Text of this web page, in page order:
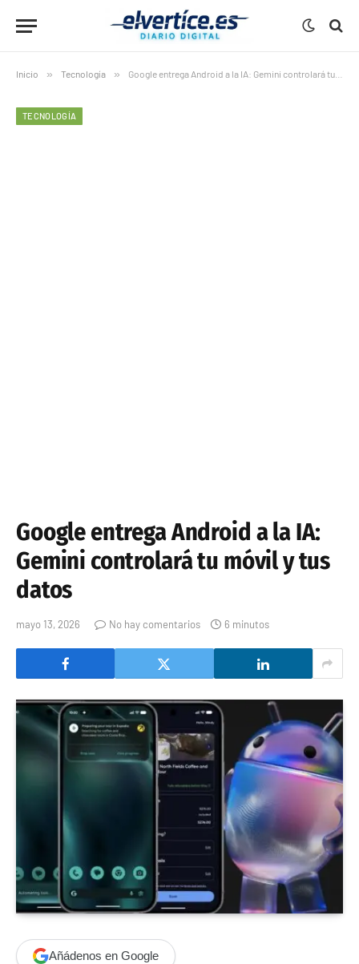
Inicio » Tecnología » Google entrega Android a la IA: Gemini controlará tu móvil y tus datos
TECNOLOGÍA
Google entrega Android a la IA:
Gemini controlará tu móvil y tus
datos
mayo 13, 2026 No hay comentarios 6 minutos
Añádenos en Google